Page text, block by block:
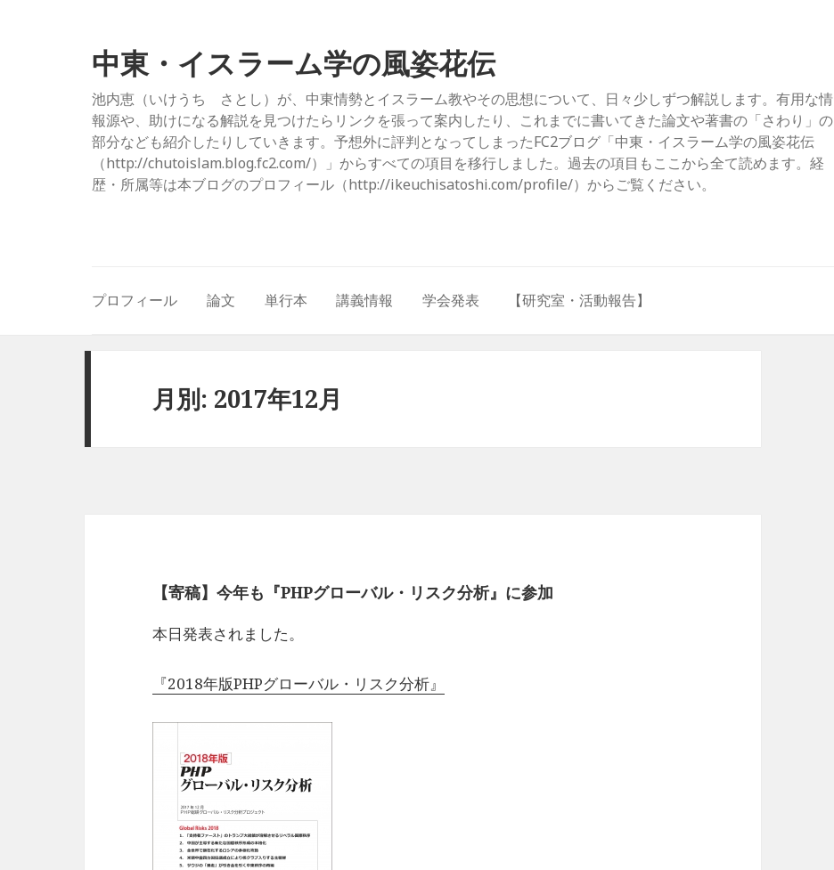
中東・イスラーム学の風姿花伝
池内恵（いけうち さとし）が、中東情勢とイスラーム教やその思想について、日々少しずつ解説します。有用な情
報源や、助けになる解説を見つけたらリンクを張って案内したり、これまでに書いてきた論文や著書の「さわり」の
部分なども紹介したりしていきます。予想外に評判となってしまったFC2ブログ「中東・イスラーム学の風姿花伝
（http://chutoislam.blog.fc2.com/）」からすべての項目を移行しました。過去の項目もここから全て読めます。経
歴・所属等は本ブログのプロフィール（http://ikeuchisatoshi.com/profile/）からご覧ください。
プロフィール 論文 単行本 講義情報 学会発表 【研究室・活動報告】
月別: 2017年12月
【寄稿】今年も『PHPグローバル・リスク分析』に参加
本日発表されました。
『2018年版PHPグローバル・リスク分析』